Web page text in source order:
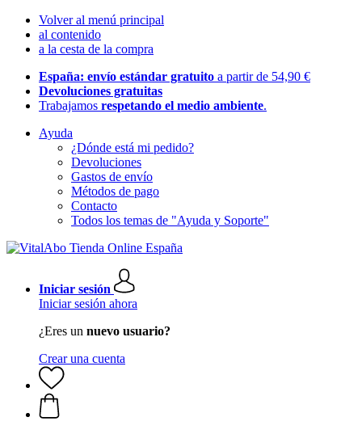
Volver al menú principal
al contenido
a la cesta de la compra
España: envío estándar gratuito a partir de 54,90 €
Devoluciones gratuitas
Trabajamos respetando el medio ambiente.
Ayuda
¿Dónde está mi pedido?
Devoluciones
Gastos de envío
Métodos de pago
Contacto
Todos los temas de "Ayuda y Soporte"
Iniciar sesión
Iniciar sesión ahora
¿Eres un nuevo usuario?
Crear una cuenta